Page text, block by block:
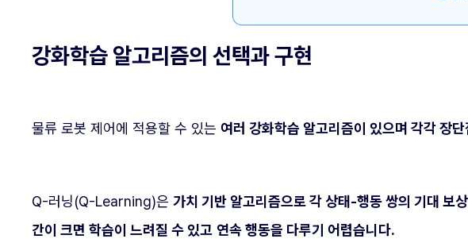
강화학습 알고리즘의 선택과 구현
물류 로봇 제어에 적용할 수 있는 여러 강화학습 알고리즘이 있으며 각각 장단
Q-러닝(Q-Learning)은 가치 기반 알고리즘으로 각 상태-행동 쌍의 기대 보
간이 크면 학습이 느려질 수 있고 연속 행동을 다루기 어렵습니다.